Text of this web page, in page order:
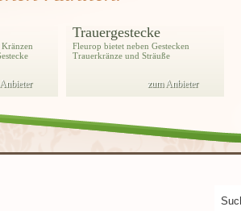
Trauergestecke
Fleurop bietet neben Gestecken
Trauerkränze und Sträuße
zum Anbieter